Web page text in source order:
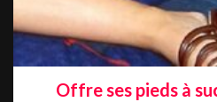
Offre ses pieds à